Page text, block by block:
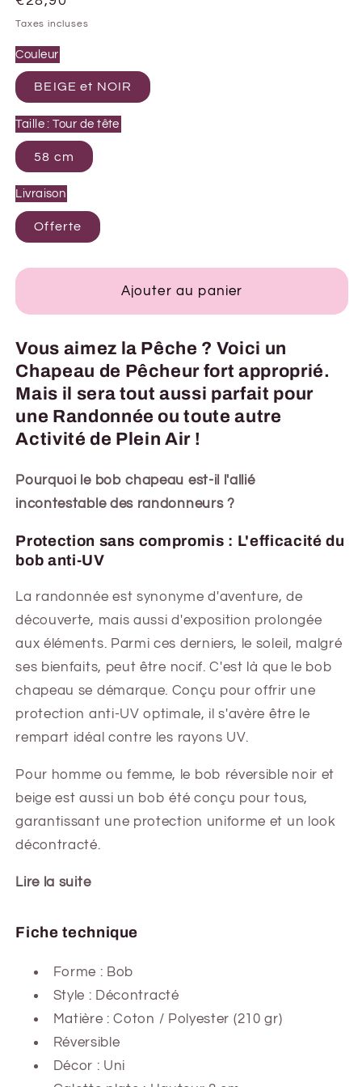
habituel
Taxes incluses
Couleur
BEIGE et NOIR
Taille : Tour de tête
58 cm
Livraison
Offerte
Ajouter au panier
Vous aimez la Pêche ? Voici un
Chapeau de Pêcheur fort approprié.
Mais il sera tout aussi parfait pour
une Randonnée ou toute autre
Activité de Plein Air !
Pourquoi le bob chapeau est-il l'allié
incontestable des randonneurs ?
Protection sans compromis : L'efficacité du
bob anti-UV
La randonnée est synonyme d'aventure, de
découverte, mais aussi d'exposition prolongée
aux éléments. Parmi ces derniers, le soleil, malgré
ses bienfaits, peut être nocif. C'est là que le bob
chapeau se démarque. Conçu pour offrir une
protection anti-UV optimale, il s'avère être le
rempart idéal contre les rayons UV.
Pour homme ou femme, le bob réversible noir et
beige est aussi un bob été conçu pour tous,
garantissant une protection uniforme et un look
décontracté.
Lire la suite
Fiche technique
Forme : Bob
Style : Décontracté
Matière : Coton / Polyester (210 gr)
Réversible
Décor : Uni